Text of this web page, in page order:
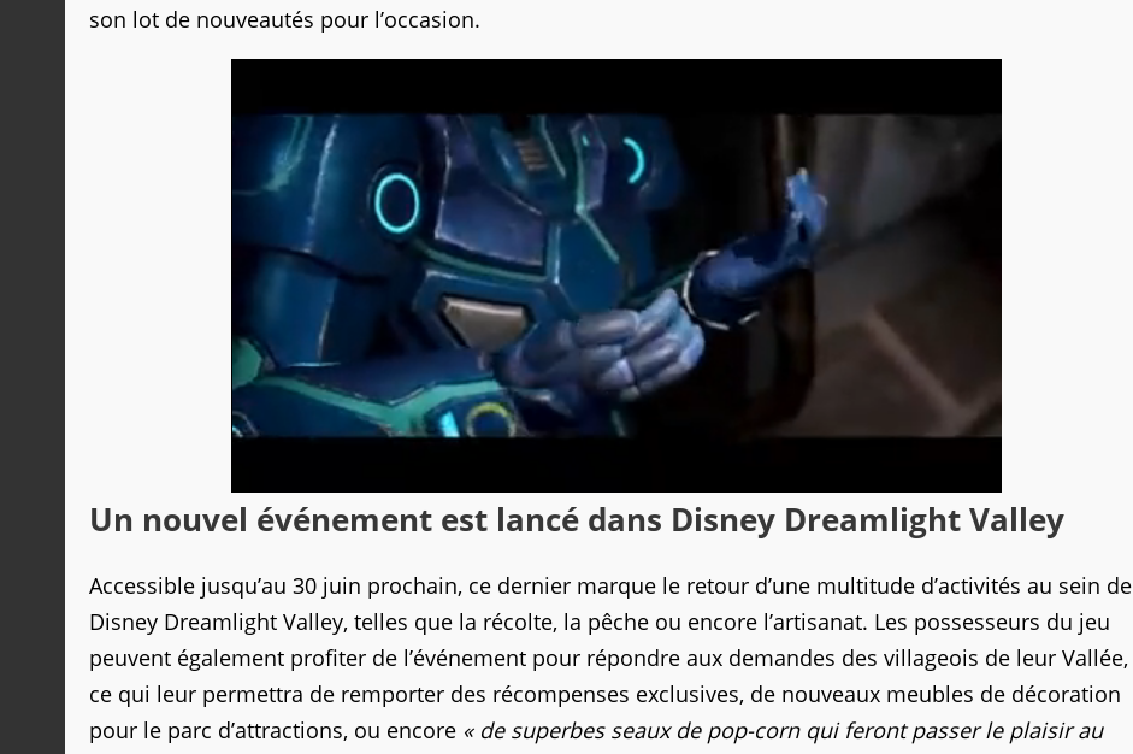
son lot de nouveautés pour l’occasion.
Un nouvel événement est lancé dans Disney Dreamlight Valley
Accessible jusqu’au 30 juin prochain, ce dernier marque le retour d’une multitude d’activités au sein de
Disney Dreamlight Valley, telles que la récolte, la pêche ou encore l’artisanat. Les possesseurs du jeu
peuvent également profiter de l’événement pour répondre aux demandes des villageois de leur Vallée,
ce qui leur permettra de remporter des récompenses exclusives, de nouveaux meubles de décoration
pour le parc d’attractions, ou encore « de superbes seaux de pop-corn qui feront passer le plaisir au